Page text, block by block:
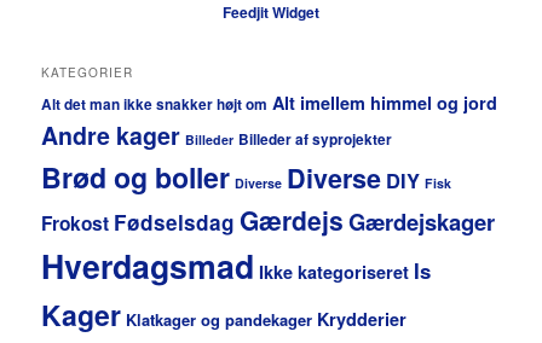
Feedjit Widget
KATEGORIER
Alt det man ikke snakker højt om Alt imellem himmel og jord
Andre kager Billeder Billeder af syprojekter
Brød og boller Diverse Diverse DIY Fisk
Frokost Fødselsdag GærdejsGærdejskager
Hverdagsmad Ikke kategoriseret Is
Kager Klatkager og pandekager Krydderier